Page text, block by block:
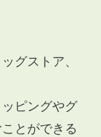
グストア、
ピングやグ
とができる